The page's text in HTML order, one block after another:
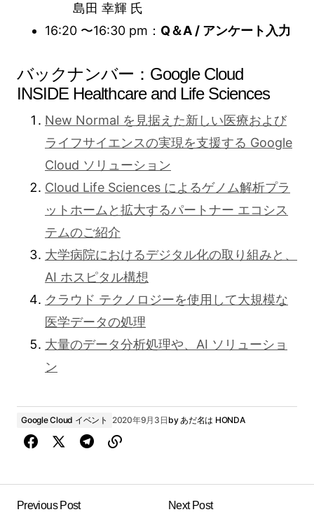
島田 幸輝 氏
16:20 〜16:30 pm： Q＆A / アンケート入力
バックナンバー：Google Cloud
INSIDE Healthcare and Life Sciences
New Normal を見据えた新しい医療および
ライフサイエンスの実現を支援する Google
Cloud ソリューション
Cloud Life Sciences によるゲノム解析プラ
ットホームと拡大するパートナー エコシス
テムのご紹介
大学病院におけるデジタル化の取り組みと、
AI ホスピタル構想
クラウド テクノロジーを使用して大規模な
医学データの処理
大量のデータ分析処理や、AI ソリューショ
ン
Google Cloud イベント 2020年9月3日 by あだ名は HONDA
Previous Post Next Post